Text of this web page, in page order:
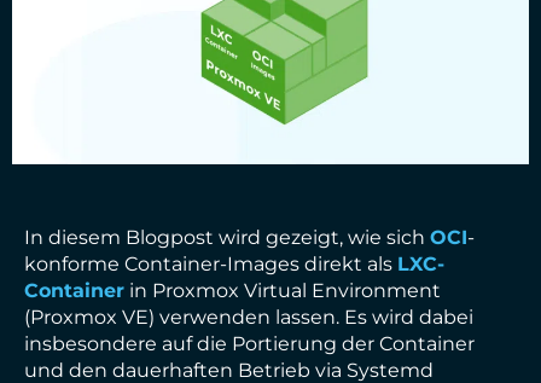
In diesem Blogpost wird gezeigt, wie sich OCI-
konforme Container-Images direkt als LXC-
Container in Proxmox Virtual Environment
(Proxmox VE) verwenden lassen. Es wird dabei
insbesondere auf die Portierung der Container
und den dauerhaften Betrieb via Systemd